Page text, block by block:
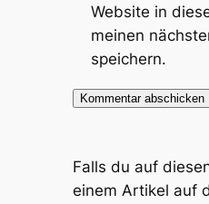
Website in
meinen
speichern.
Falls du auf
einem Artikel auf